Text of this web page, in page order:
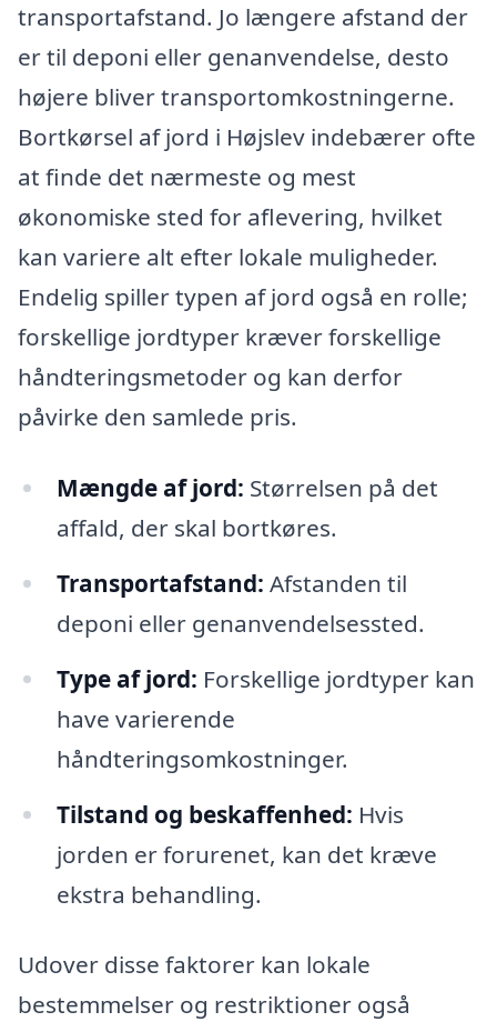
transportafstand. Jo længere afstand der
er til deponi eller genanvendelse, desto
højere bliver transportomkostningerne.
Bortkørsel af jord i Højslev indebærer ofte
at finde det nærmeste og mest
økonomiske sted for aflevering, hvilket
kan variere alt efter lokale muligheder.
Endelig spiller typen af jord også en rolle;
forskellige jordtyper kræver forskellige
håndteringsmetoder og kan derfor
påvirke den samlede pris.
Mængde af jord: Størrelsen på det
affald, der skal bortkøres.
Transportafstand: Afstanden til
deponi eller genanvendelsessted.
Type af jord: Forskellige jordtyper kan
have varierende
håndteringsomkostninger.
Tilstand og beskaffenhed: Hvis
jorden er forurenet, kan det kræve
ekstra behandling.
Udover disse faktorer kan lokale
bestemmelser og restriktioner også